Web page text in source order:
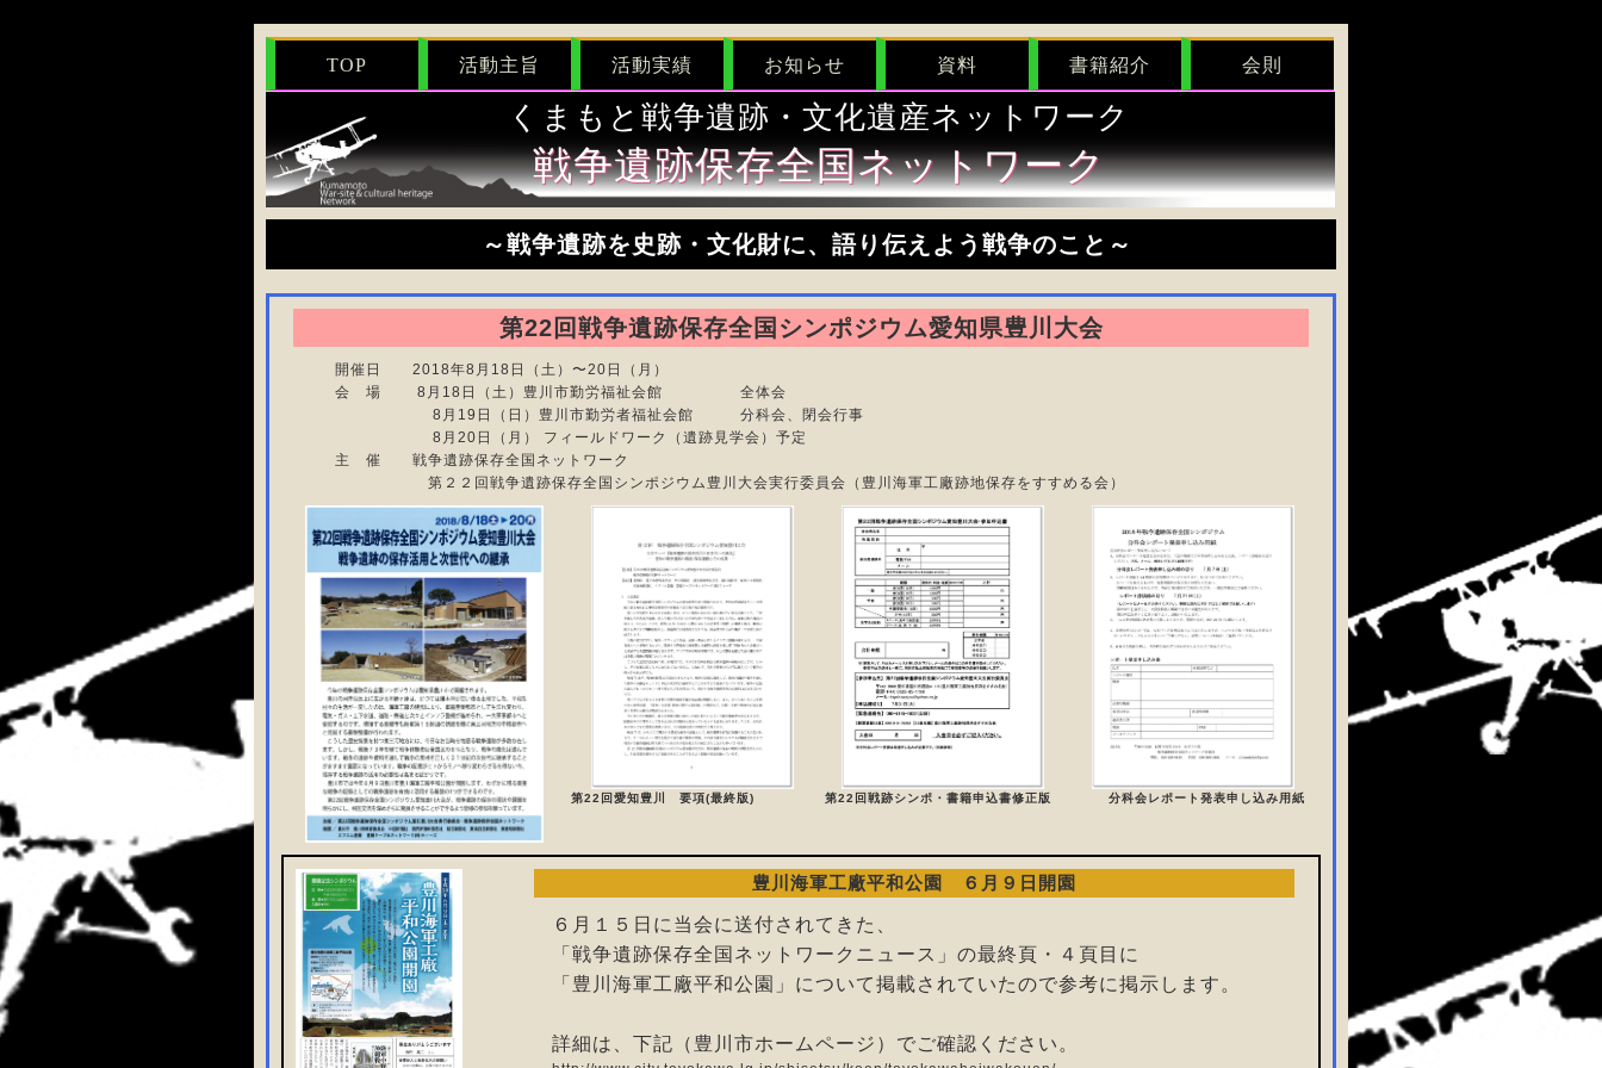
TOP 活動主旨 活動実績 お知らせ 資料 書籍紹介 会則
くまもと戦争遺跡・文化遺産ネットワーク
戦争遺跡保存全国ネットワーク
～戦争遺跡を史跡・文化財に、語り伝えよう戦争のこと～
第22回戦争遺跡保存全国シンポジウム愛知県豊川大会
開催日 2018年8月18日（土）〜20日（月）
会 場 8月18日（土）豊川市勤労福祉会館 全体会
8月19日（日）豊川市勤労者福祉会館 分科会、閉会行事
8月20日（月） フィールドワーク（遺跡見学会）予定
主 催 戦争遺跡保存全国ネットワーク
第２２回戦争遺跡保存全国シンポジウム豊川大会実行委員会（豊川海軍工廠跡地保存をすすめる会）
第22回愛知豊川 要項(最終版) 第22回戦跡シンポ・書籍申込書修正版 分科会レポート発表申し込み用紙
豊川海軍工廠平和公園 ６月９日開園
６月１５日に当会に送付されてきた、
「戦争遺跡保存全国ネットワークニュース」の最終頁・４頁目に
「豊川海軍工廠平和公園」について掲載されていたので参考に掲示します。
詳細は、下記（豊川市ホームページ）でご確認ください。